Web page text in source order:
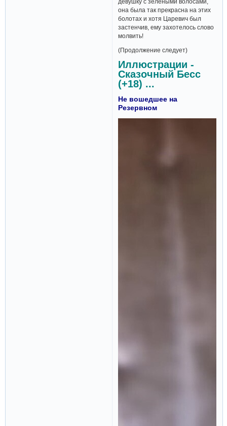
она была так прекрасна на этих
болотах и хотя Царевич был
застенчив, ему захотелось слово
молвить!
(Продолжение следует)
Иллюстрации -
Сказочный Бесс
(+18) ...
Не вошедшее на
Резервном